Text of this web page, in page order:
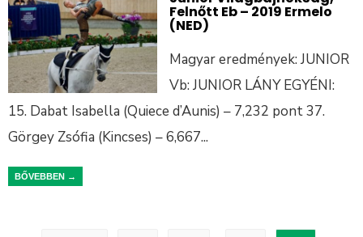
Felnőtt Eb – 2019 Ermelo
(NED)
Magyar eredmények: JUNIOR
Vb: JUNIOR LÁNY EGYÉNI:
15. Dabat Isabella (Quiece d’Aunis) – 7,232 pont 37.
Görgey Zsófia (Kincses) – 6,667...
BŐVEBBEN →